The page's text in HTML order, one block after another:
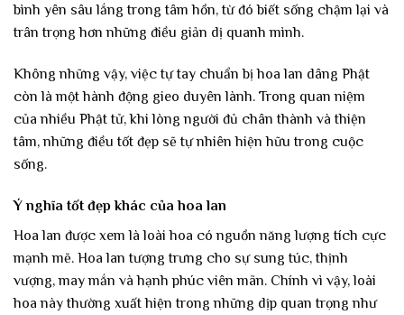
bình yên sâu lắng trong tâm hồn, từ đó biết sống chậm lại và
trân trọng hơn những điều giản dị quanh mình.
Không những vậy, việc tự tay chuẩn bị hoa lan dâng Phật
còn là một hành động gieo duyên lành. Trong quan niệm
của nhiều Phật tử, khi lòng người đủ chân thành và thiện
tâm, những điều tốt đẹp sẽ tự nhiên hiện hữu trong cuộc
sống.
Ý nghĩa tốt đẹp khác của hoa lan
Hoa lan được xem là loài hoa có nguồn năng lượng tích cực
mạnh mẽ. Hoa lan tượng trưng cho sự sung túc, thịnh
vượng, may mắn và hạnh phúc viên mãn. Chính vì vậy, loài
hoa này thường xuất hiện trong những dịp quan trọng như